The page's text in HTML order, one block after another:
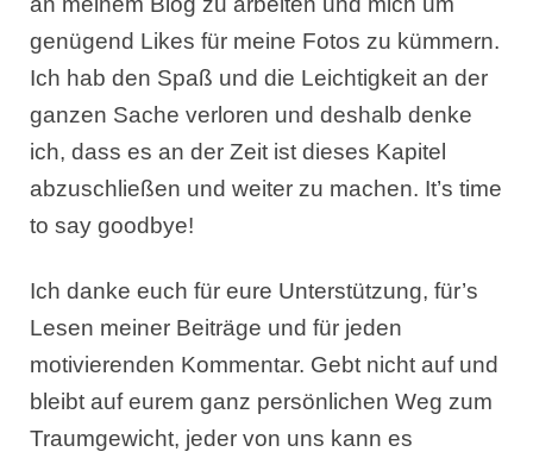
genügend Likes für meine Fotos zu kümmern.
Ich hab den Spaß und die Leichtigkeit an der
ganzen Sache verloren und deshalb denke
ich, dass es an der Zeit ist dieses Kapitel
abzuschließen und weiter zu machen. It’s time
to say goodbye!
Ich danke euch für eure Unterstützung, für’s
Lesen meiner Beiträge und für jeden
motivierenden Kommentar. Gebt nicht auf und
bleibt auf eurem ganz persönlichen Weg zum
Traumgewicht, jeder von uns kann es